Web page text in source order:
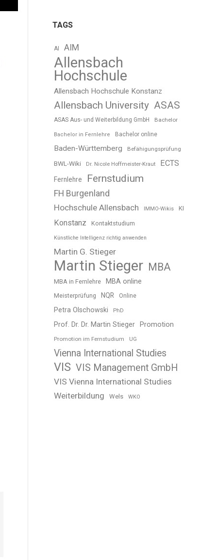
TAGS
AI AIM
Allensbach
Hochschule
Allensbach Hochschule Konstanz
Allensbach University ASAS
ASAS Aus- und Weiterbildung GmbH Bachelor
Bachelor in Fernlehre Bachelor online
Baden-Württemberg Befähigungsprüfung
BWL-Wiki Dr. Nicole Hoffmeister-Kraut ECTS
Fernlehre Fernstudium
FH Burgenland
Hochschule Allensbach
IMMO-Wikis KI
Konstanz Kontaktstudium
Künstliche Intelligenz richtig anwenden
Martin G. Stieger
Martin Stieger MBA
MBA in Fernlehre MBA online
Meisterprüfung NQR Online
Petra Olschowski PhD
Prof. Dr. Dr. Martin Stieger Promotion
Promotion im Fernstudium UG
Vienna International Studies
VIS VIS Management GmbH
VIS Vienna International Studies
Weiterbildung
Wels WKO